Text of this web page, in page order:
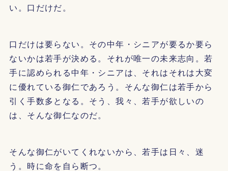
い。口だけだ。
口だけは要らない。その中年・シニアが要るか要ら
ないかは若手が決める。それが唯一の未来志向。若
手に認められる中年・シニアは、それはそれは大変
に優れている御仁であろう。そんな御仁は若手から
引く手数多となる。そう、我々、若手が欲しいの
は、そんな御仁なのだ。
そんな御仁がいてくれないから、若手は日々、迷
う。時に命を自ら断つ。